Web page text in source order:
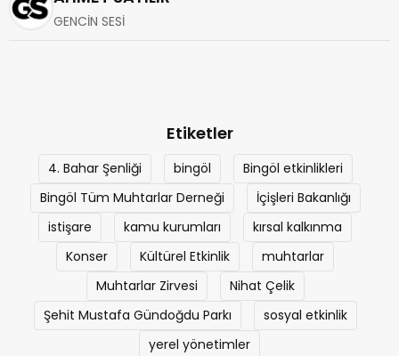
GENCİN SESİ
Etiketler
4. Bahar Şenliği bingöl
Bingöl etkinlikleri
Bingöl Tüm Muhtarlar Derneği
İçişleri Bakanlığı
istişare
kamu kurumları
kırsal kalkınma
Konser
Kültürel Etkinlik
muhtarlar
Muhtarlar Zirvesi
Nihat Çelik
Şehit Mustafa Gündoğdu Parkı
sosyal etkinlik
yerel yönetimler